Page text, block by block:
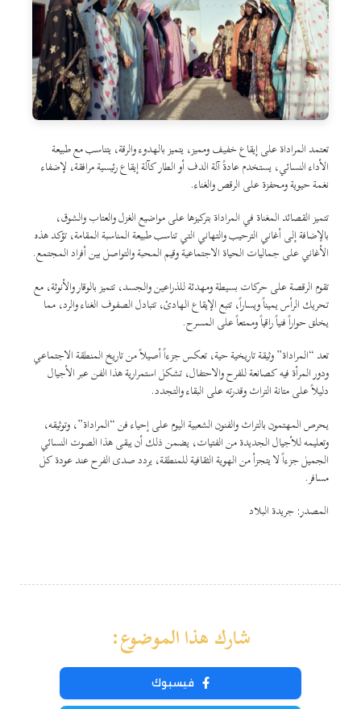
تعتمد المراداة على إيقاع خفيف ومميز، يتميز بالهدوء والرقة، يتناسب مع طبيعة
الأداء النسائي، يستخدم عادةً آلة الدف أو الطار كآلة إيقاع رئيسية مرافقة، لإضفاء
نغمة حيوية ومحفزة على الرقص والغناء.
تتميز القصائد المغناة في المراداة بتركيزها على مواضيع الغزل والعتاب والشوق،
بالإضافة إلى أغاني الترحيب والتهاني التي تناسب طبيعة المناسبة المقامة، تؤكد هذه
الأغاني على جماليات الحياة الاجتماعية وقيم المحبة والتواصل بين أفراد المجتمع.
تقوم الرقصة على حركات بسيطة ومهدئة للذراعين والجسد، تتميز بالوقار والأنوثة، مع
تحريك الرأس يميناً ويساراً، تتبع الإيقاع الهادئ، تتبادل الصفوف الغناء والرد، مما
يخلق حواراً فنياً راقياً وممتعاً على المسرح.
تعد “المراداة” وثيقة تاريخية حية، تعكس جزءاً أصيلاً من تاريخ المنطقة الاجتماعي
ودور المرأة فيه كصانعة للفرح والاحتفال، تشكل استمرارية هذا الفن عبر الأجيال
دليلاً على متانة التراث وقدرته على البقاء والتجدد.
يحرص المهتمون بالتراث والفنون الشعبية اليوم على إحياء فن “المراداة”، وتوثيقه،
وتعليمه للأجيال الجديدة من الفتيات، يضمن ذلك أن يبقى هذا الصوت النسائي
الجميل جزءاً لا يتجزأ من الهوية الثقافية للمنطقة، يردد صدى الفرح عند عودة كل
مسافر.
المصدر: جريدة البلاد
شارك هذا الموضوع:
فيسبوك